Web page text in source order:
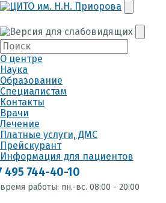
О центре
Наука
Образование
Специалистам
Контакты
Врачи
Лечение
Платные услуги, ДМС
Прейскурант
Информация для пациентов
495 744-40-10
время работы: пн.-вс. 08:00 - 20:00